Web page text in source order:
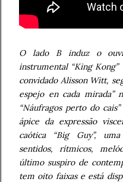
O lado B induz o
instrumental “King Kong”
convidado Alisson Witt,
espejo en cada mirada”
“Náufragos perto do
ápice da expressão
caótica “Big Guy”,
sentidos, rítmicos,
último suspiro de
tem oito faixas e está